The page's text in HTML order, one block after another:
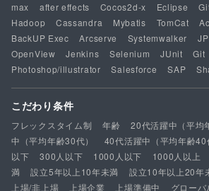
max
after effects Cocos2d-x Eclipse
Hadoop
Cassandra Mybatis TomCat
BackUP Exec
Arcserve Systemwalker
OpenView
Jenkins Selenium JUnit Git
Photoshop/illustrator
Salesforce SAP
こだわり条件
フレックスタイム制 年齢 20代活躍中（平均
中（平均年齢30代）
40代活躍中（平均年齢40
以下
300人以下 1000人以下 1000人以上
満
設立5年以上10年未満 設立10年以上20年
上場/非上場
上場企業 上場準備中 グローバ